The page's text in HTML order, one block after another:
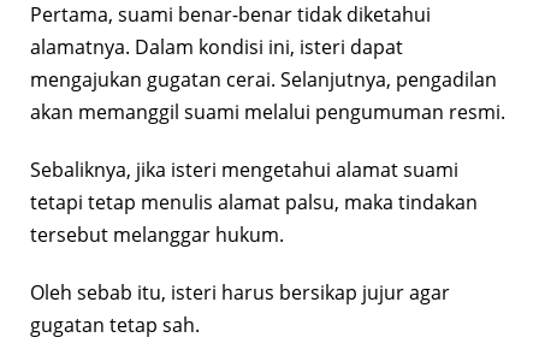
Pertama, suami benar-benar tidak diketahui
alamatnya. Dalam kondisi ini, isteri dapat
mengajukan gugatan cerai. Selanjutnya, pengadilan
akan memanggil suami melalui pengumuman resmi.
Sebaliknya, jika isteri mengetahui alamat suami
tetapi tetap menulis alamat palsu, maka tindakan
tersebut melanggar hukum.
Oleh sebab itu, isteri harus bersikap jujur agar
gugatan tetap sah.